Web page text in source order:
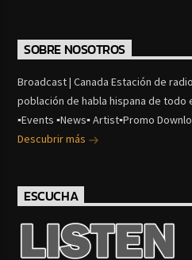
SOBRE NOSOTROS
Broadcast | Canada Estación de
población de habla hispana de todo
▪Events ▪News▪ Artist▪Promo
Descubrir más
ESCUCHA